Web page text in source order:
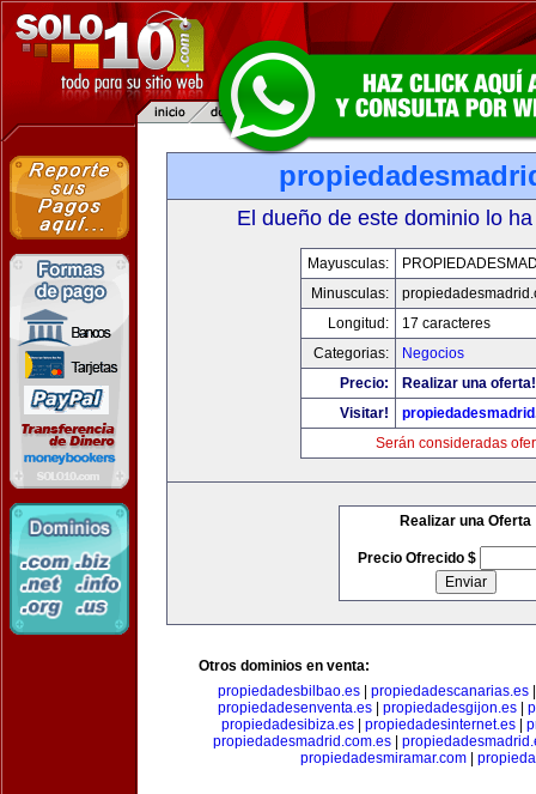
El dueño de este dominio lo
Mayusculas:
Minusculas:
Longitud:
17 caracteres
Categorias:
Negocios
Precio:
Realizar una oferta!
Visitar!
Serán consideradas
Realizar una Oferta
Precio Ofrecido $
Otros dominios en venta:
propiedadesbilbao.es| propiedadescanarias.es
propiedadesenventa.es
propiedadesgijon.es
propiedadesibiza.es
propiedadesinternet.es
propiedadesmadrid.com.es
propiedadesmiramar.com